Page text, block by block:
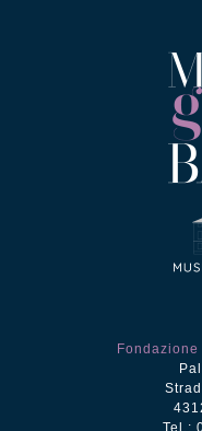
Tel.: